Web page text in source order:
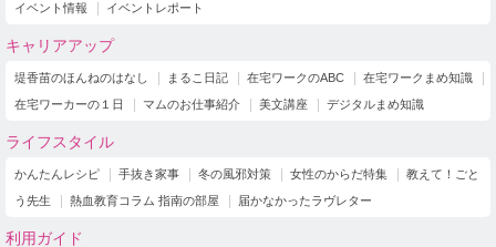
イベント情報 イベントレポート
キャリアアップ
堤香苗のほんねのはなし まるこ日記 在宅ワークのABC
在宅ワークまめ知識
在宅ワーカーの１日
マムのお仕事紹介 美文講座 デジタルまめ知識
ライフスタイル
かんたんレシピ 手抜き家事 冬の風邪対策 女性のからだ特集
教えて！ごと
う先生
熱血教育コラム 指南の部屋 届かなかったラヴレター
利用ガイド